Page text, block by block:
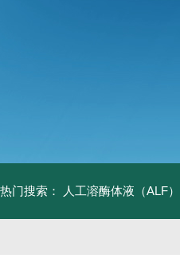
热门搜索： 人工溶酶体液（ALF）